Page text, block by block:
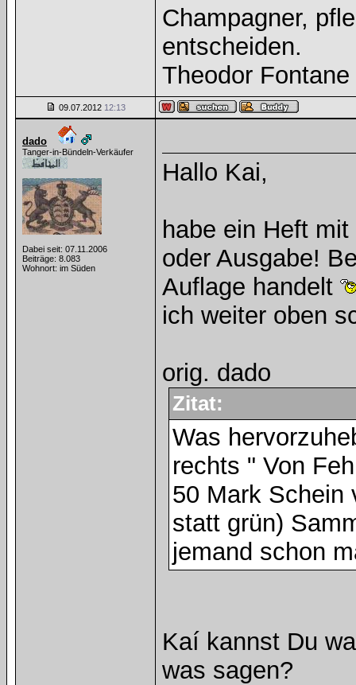
Champagner,
entscheiden.
Theodor Fontane
09.07.2012 12:13
dado
Tanger-in-Bündeln-Verkäufer
Dabei seit: 07.11.2006
Beiträge: 8.083
Wohnort: im Süden
Hallo Kai,
habe ein Heft
oder Ausgabe!
Auflage handelt
ich weiter oben
orig. dado
Zitat:
Was
rechts " Von
50 Mark Schein
statt grün)
jemand schon
Kaí kannst Du
was sagen?